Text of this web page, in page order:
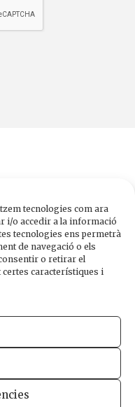
tecnologies com ara
i/o accedir a la informació
tecnologies ens permetrà
de navegació o els
o retirar el
característiques i
2n-2a A
POLÍTICA DE COOKIES